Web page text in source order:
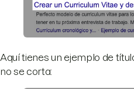
Aquí tienes un ejemplo de
no se corta: